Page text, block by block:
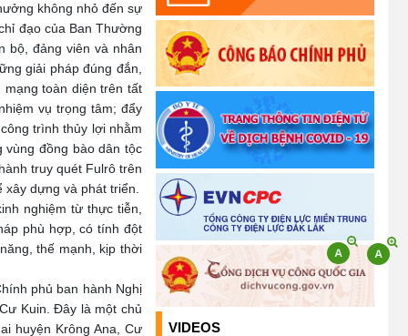
không nhỏ đến sự
đạo của Ban Thường
bộ, đảng viên và nhân
giải pháp đúng đắn,
toàn diện trên tất
vụ trọng tâm; đẩy
trình thủy lợi nhằm
vùng đồng bào dân tộc
truy quét Fulrô trên
dựng và phát triển.
nghiệm từ thực tiễn,
phù hợp, có tính đột
thế mạnh, kịp thời
phủ ban hành Nghị
Kuin. Đây là một chủ
huyện Krông Ana, Cư
Quyết định về việc thu hồi và
hủy bỏ quyết định tuyển dụng
viên chức vào làm việc trong
các đơn vị sự nghiệp công lập
trực thuộc UBND huyện Krông
Ana năm 2023
(17/06/2025)
Thông báo về việc niêm yết
danh sách chính thức những
người ứng cử đại biểu Quốc hội
khóa XVI và đại biểu Hội đồng
nhân dân các cấp, nhiệm kỳ
2026-2031
(26/02/2026)
VIDEOS